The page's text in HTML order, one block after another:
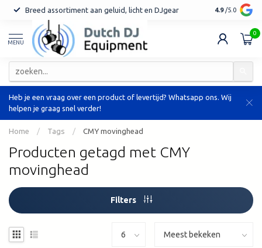
Breed assortiment aan geluid, licht en DJgear Tot 7 jaar
4.9 /5.0
MENU
0
Heb je een vraag over een product of levertijd? Whatsapp ons. Wij
helpen je graag snel verder!
Home / Tags / CMY movinghead
Producten getagd met CMY
movinghead
Filters